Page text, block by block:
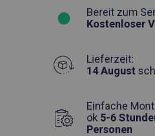
Bereit zum
Kostenloser
Lieferzeit:
14 August
Einfache
ok 5-6
Personen